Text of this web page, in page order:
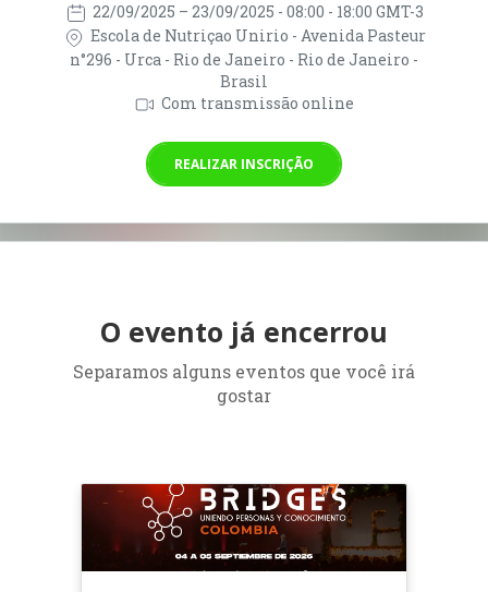
22/09/2025 – 23/09/2025 - 08:00 - 18:00 GMT-3
Escola de Nutriçao Unirio - Avenida Pasteur
n°296 - Urca - Rio de Janeiro - Rio de Janeiro -
Brasil
Com transmissão online
REALIZAR INSCRIÇÃO
O evento já encerrou
Separamos alguns eventos que você irá
gostar